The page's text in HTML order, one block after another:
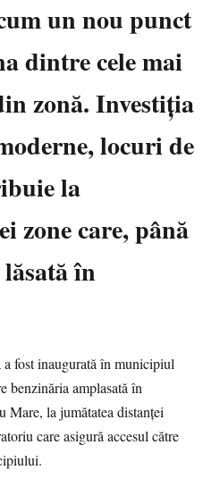
un nou punct
dintre cele mai
zonă. Investiția
locuri de
la
zone care, până
în
fost inaugurată în municipiul
benzinăria amplasată în
Mare, la jumătatea distanței
care asigură accesul către